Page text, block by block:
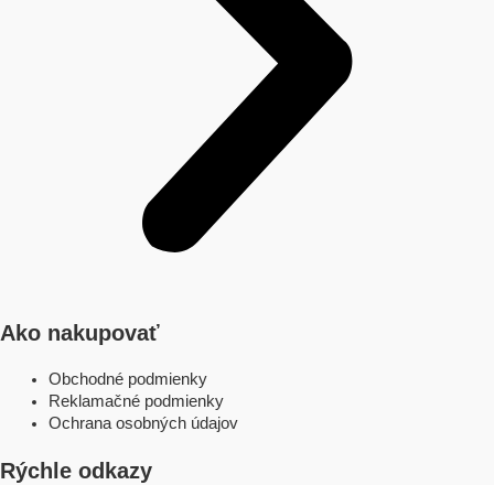
Ako nakupovať
Obchodné podmienky
Reklamačné podmienky
Ochrana osobných údajov
Rýchle odkazy